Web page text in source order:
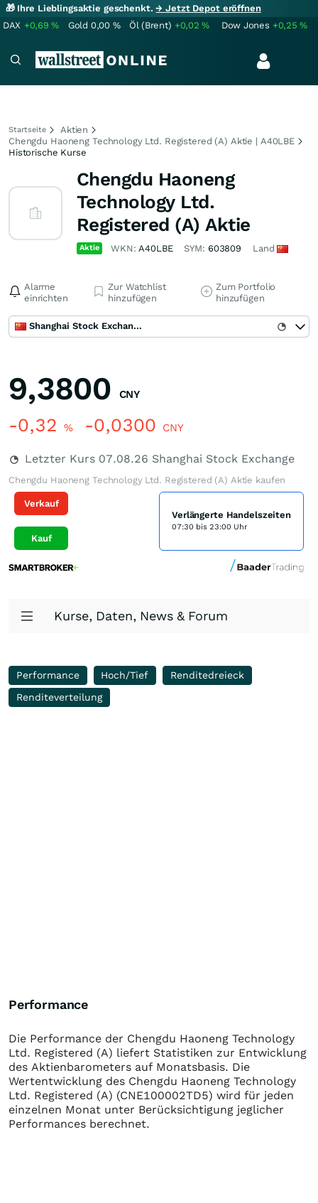
🎁 Ihre Lieblingsaktie geschenkt.→ Jetzt Depot eröffnen
DAX +0,69% Gold 0,00 % Öl (Brent) +0,02% Dow Jones +0,25%
Startseite
Aktien
Chengdu Haoneng Technology Ltd. Registered (A) Aktie | A40LBE
Historische Kurse
Chengdu Haoneng
Technology Ltd.
Registered (A) Aktie
Aktie WKN:A40LBE SYM: 603809 Land
Alarme
einrichten
Zur Watchlist
hinzufügen
Zum Portfolio
hinzufügen
Shanghai Stock Exchange
9,3800 CNY
-0,32 % -0,0300 CNY
Letzter Kurs 07.08.26 Shanghai Stock Exchange
Chengdu Haoneng Technology Ltd. Registered (A) Aktie kaufen
Verkauf
Kauf
Verlängerte Handelszeiten
07:30 bis 23:00 Uhr
Kurse, Daten, News & Forum
Performance Hoch/Tief
Renditedreieck
Renditeverteilung
Performance
Die Performance der Chengdu Haoneng Technology
Ltd. Registered (A) liefert Statistiken zur Entwicklung
des Aktienbarometers auf Monatsbasis. Die
Wertentwicklung des Chengdu Haoneng Technology
Ltd. Registered (A) (CNE100002TD5) wird für jeden
einzelnen Monat unter Berücksichtigung jeglicher
Performances berechnet.